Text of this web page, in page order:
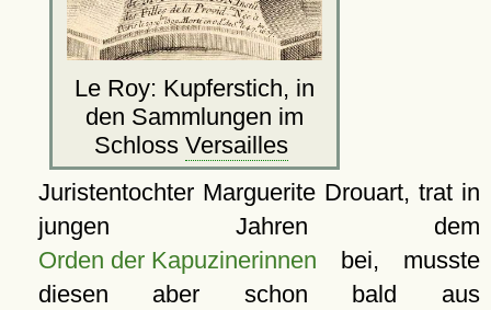
Le Roy: Kupferstich, in
den Sammlungen im
Schloss Versailles
Juristentochter Marguerite Drouart, trat in
jungen Jahren dem
Orden der Kapuzinerinnen bei, musste
diesen aber schon bald aus